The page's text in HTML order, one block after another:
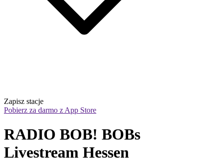
Zapisz stacje
Pobierz za darmo z App Store
RADIO BOB! BOBs
Livestream Hessen